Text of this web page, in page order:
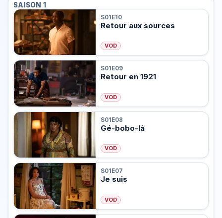
SAISON 1
S01E10
Retour aux sources
VOD
S01E09
Retour en 1921
VOD
S01E08
Gé-bobo-là
VOD
S01E07
Je suis
VOD